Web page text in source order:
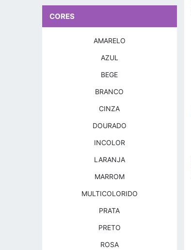
CORES
AMARELO
AZUL
BEGE
BRANCO
CINZA
DOURADO
INCOLOR
LARANJA
MARROM
MULTICOLORIDO
PRATA
PRETO
ROSA